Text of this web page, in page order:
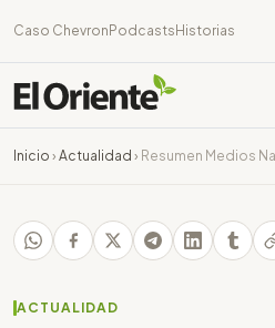
Caso Chevron Podcasts Historias
Inicio › Actualidad › Resumen Medios
ACTUALIDAD